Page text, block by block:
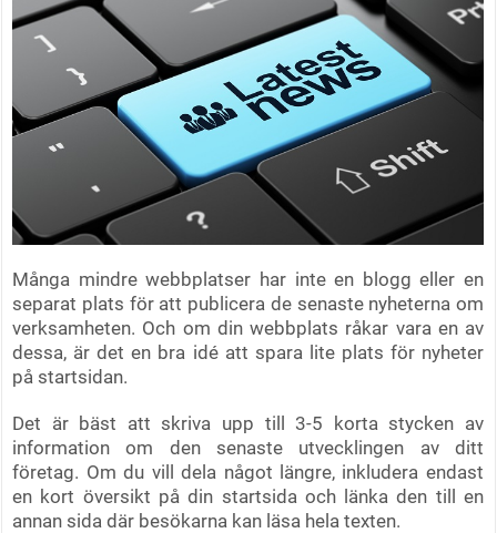
Många mindre webbplatser har inte en blogg eller en
separat plats för att publicera de senaste nyheterna om
verksamheten. Och om din webbplats råkar vara en av
dessa, är det en bra idé att spara lite plats för nyheter
på startsidan.
Det är bäst att skriva upp till 3-5 korta stycken av
information om den senaste utvecklingen av ditt
företag. Om du vill dela något längre, inkludera endast
en kort översikt på din startsida och länka den till en
annan sida där besökarna kan läsa hela texten.